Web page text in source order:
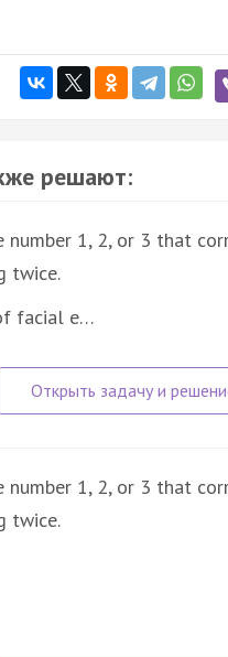
решают:
number 1, 2, or 3 that
twice.
facial e…
number 1, 2, or 3 that
twice.